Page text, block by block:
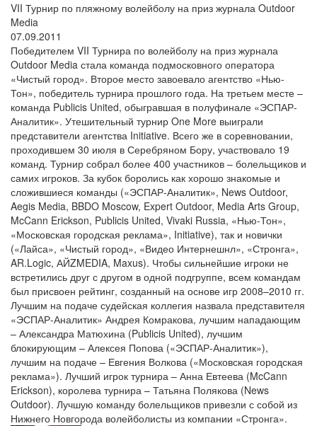
VII Турнир по пляжному волейболу на приз журнала Outdoor
Media
07.09.2011
Победителем VII Турнира по волейболу на приз журнала
Outdoor Media стала команда подмосковного оператора
«Чистый город». Второе место завоевало агентство «Нью-
Тон», победитель турнира прошлого года. На третьем месте –
команда Publicis United, обыгравшая в полуфинале «ЭСПАР-
Аналитик». Утешительный турнир One More выиграли
представители агентства Initiative. Всего же в соревновании,
проходившем 30 июля в Серебряном Бору, участвовало 19
команд. Турнир собрал более 400 участников – болельщиков и
самих игроков. За кубок боролись как хорошо знакомые и
сложившиеся команды («ЭСПАР-Аналитик», News Outdoor,
Aegis Media, BBDO Moscow, Expert Outdoor, Media Arts Group,
McCann Erickson, Publicis United, Vivaki Russia, «Нью-Тон»,
«Московская городская реклама», Initiative), так и новички
(«Лайса», «Чистый город», «Видео Интернешнл», «Стронга»,
AR.Logic, АЙZMEDIA, Maxus). Чтобы сильнейшие игроки не
встретились друг с другом в одной подгруппе, всем командам
был присвоен рейтинг, созданный на основе игр 2008–2010 гг.
Лучшим на подаче судейская коллегия назвала представителя
«ЭСПАР-Аналитик» Андрея Комракова, лучшим нападающим
– Александра Матюхина (Publicis United), лучшим
блокирующим – Алексея Попова («ЭСПАР-Аналитик»),
лучшим на подаче – Евгения Волкова («Московская городская
реклама»). Лучший игрок турнира – Анна Евтеева (McCann
Erickson), королева турнира – Татьяна Полякова (News
Outdoor). Лучшую команду болельщиков привезли с собой из
Нижнего Новгорода волейболисты из компании «Стронга».